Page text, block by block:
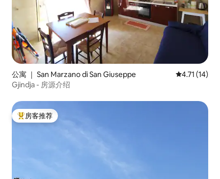
老） ，在普利安建筑和历史中巧妙地回
收，让室内装潢和外观得到修复，保持着
强烈回味和尊重的地方，即使在光线和自
然色彩的家具中，也最注重细节，并由独
特的原始作品组成。 地理位置无与伦比：
建筑可俯瞰露台花园，其特点是典型的干
燥石墙，到达与房子独家相关的区域约
6000平方米，红土上有一个壮丽的百年橄
榄树。 一个柑橘树林，一个果园，地中海
磨砂膏的大片区域，其中许多植物和草药
都能找到空间，上面有图片，色彩骚动和
未受污染的自然气味，照亮了眼睛，照亮
了心灵。水果和蔬菜，完全有机的Apulian
公寓 ｜ San Marzano di San Giuseppe 平均评分
4.71 (14)
Gjindja - 房源介绍
热门「房客推荐」
房客推荐